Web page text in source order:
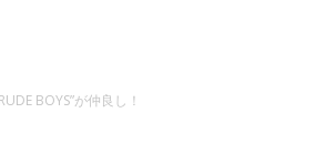
BOYS”が仲良し！